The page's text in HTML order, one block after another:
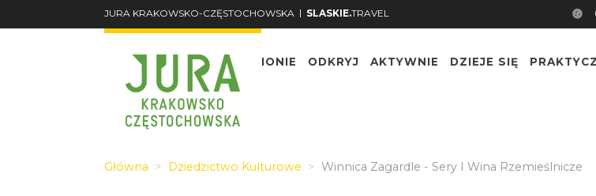
JURA KRAKOWSKO-CZĘSTOCHOWSKA | SLASKIE.TRAVEL
O REGIONIE ODKRYJ AKTYWNIE DZIEJE SIĘ
Główna Dziedzictwo Kulturowe Winnica Zagardle - Sery I Wina Rzemieślnicze